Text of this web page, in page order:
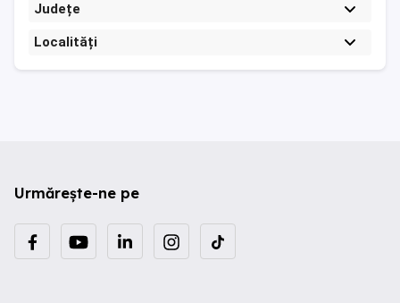
Județe
Localități
Urmărește-ne pe